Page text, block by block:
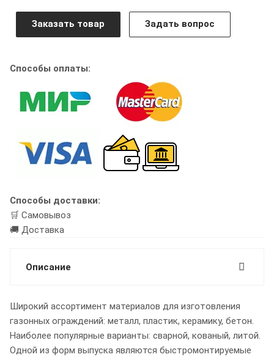
Заказать товар Задать вопрос
Способы оплаты:
Способы доставки:
🛒 Самовывоз
🚚 Доставка
Описание
Широкий ассортимент материалов для изготовления
газонных ограждений: металл, пластик, керамику, бетон.
Наиболее популярные варианты: сварной, кованый, литой.
Одной из форм выпуска являются быстромонтируемые